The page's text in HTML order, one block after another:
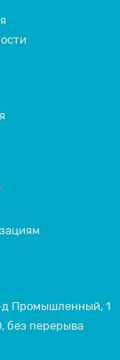
д Промышленный, 1
без перерыва